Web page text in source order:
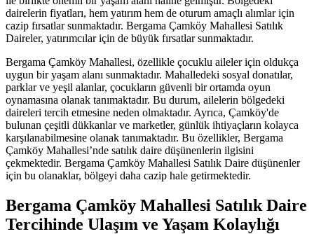
dairelerin fiyatları, hem yatırım hem de oturum amaçlı alımlar için
cazip fırsatlar sunmaktadır. Bergama Çamköy Mahallesi Satılık
Daireler, yatırımcılar için de büyük fırsatlar sunmaktadır.
Bergama Çamköy Mahallesi, özellikle çocuklu aileler için oldukça
uygun bir yaşam alanı sunmaktadır. Mahalledeki sosyal donatılar,
parklar ve yeşil alanlar, çocukların güvenli bir ortamda oyun
oynamasına olanak tanımaktadır. Bu durum, ailelerin bölgedeki
daireleri tercih etmesine neden olmaktadır. Ayrıca, Çamköy'de
bulunan çeşitli dükkanlar ve marketler, günlük ihtiyaçların kolayca
karşılanabilmesine olanak tanımaktadır. Bu özellikler, Bergama
Çamköy Mahallesi’nde satılık daire düşünenlerin ilgisini
çekmektedir. Bergama Çamköy Mahallesi Satılık Daire düşünenler
için bu olanaklar, bölgeyi daha cazip hale getirmektedir.
Bergama Çamköy Mahallesi Satılık Daire
Tercihinde Ulaşım ve Yaşam Kolaylığı